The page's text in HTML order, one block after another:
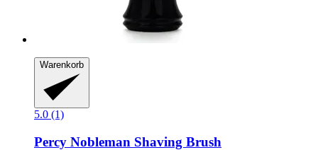
Warenkorb
5.0 (1)
Percy Nobleman Shaving Brush